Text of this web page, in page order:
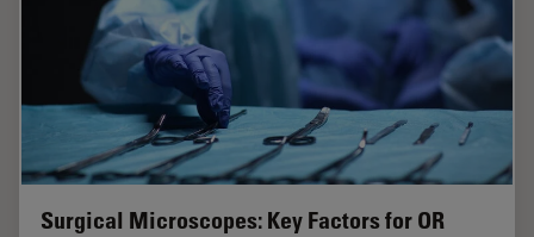
Surgical Microscopes: Key Factors for OR